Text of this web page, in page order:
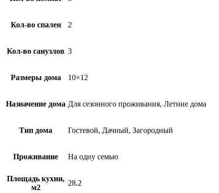
Кол-во спален 2
Кол-во санузлов 3
Размеры дома 10×12
Назначение дома Для сезонного проживания, Летние дома
Тип дома Гостевой, Дачный, Загородный
Проживание На одну семью
Площадь кухни,
м2
28.2